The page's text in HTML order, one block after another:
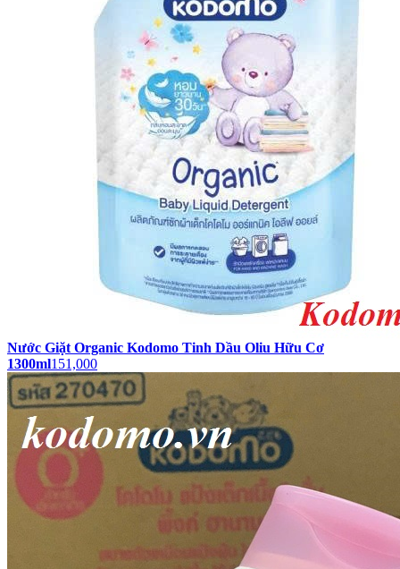
Nước Giặt Organic Kodomo Tinh Dầu Oliu Hữu Cơ
1300ml151,000